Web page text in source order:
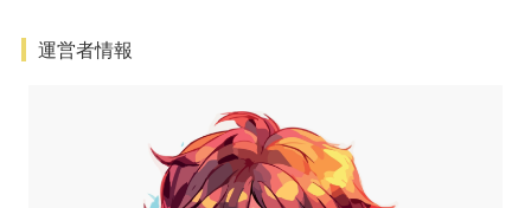
運営者情報